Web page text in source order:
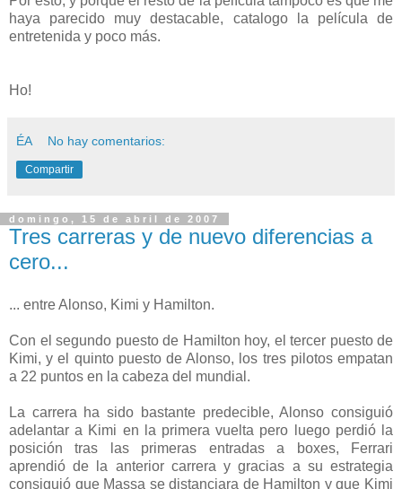
haya parecido muy destacable, catalogo la película de
entretenida y poco más.
Ho!
ÉA No hay comentarios:
Compartir
domingo, 15 de abril de 2007
Tres carreras y de nuevo diferencias a
cero...
... entre Alonso, Kimi y Hamilton.
Con el segundo puesto de Hamilton hoy, el tercer puesto de
Kimi, y el quinto puesto de Alonso, los tres pilotos empatan
a 22 puntos en la cabeza del mundial.
La carrera ha sido bastante predecible, Alonso consiguió
adelantar a Kimi en la primera vuelta pero luego perdió la
posición tras las primeras entradas a boxes, Ferrari
aprendió de la anterior carrera y gracias a su estrategia
consiguió que Massa se distanciara de Hamilton y que Kimi